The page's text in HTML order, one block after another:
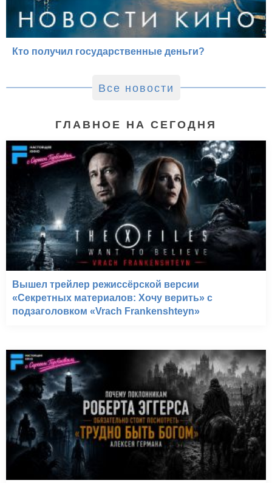
Кто получил государственные деньги?
Все новости
ГЛАВНОЕ НА СЕГОДНЯ
Вышел трейлер режиссёрской версии
«Секретных материалов: Хочу верить» с
подзаголовком «Vrach Frankenshteyn»